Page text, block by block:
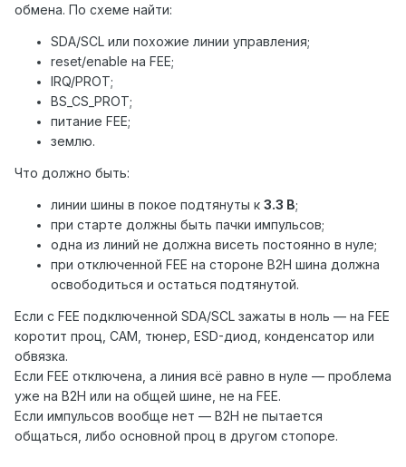
обмена. По схеме найти:
SDA/SCL или похожие линии управления;
reset/enable на FEE;
IRQ/PROT;
BS_CS_PROT;
питание FEE;
землю.
Что должно быть:
линии шины в покое подтянуты к 3.3 В;
при старте должны быть пачки импульсов;
одна из линий не должна висеть постоянно в нуле;
при отключенной FEE на стороне B2H шина должна
освободиться и остаться подтянутой.
Если с FEE подключенной SDA/SCL зажаты в ноль — на FEE
коротит проц, CAM, тюнер, ESD-диод, конденсатор или
обвязка.
Если FEE отключена, а линия всё равно в нуле — проблема
уже на B2H или на общей шине, не на FEE.
Если импульсов вообще нет — B2H не пытается
общаться, либо основной проц в другом стопоре.